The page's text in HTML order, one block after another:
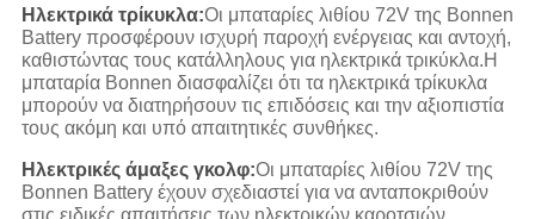
Ηλεκτρικά τρίκυκλα:Οι μπαταρίες λιθίου 72V της Bonnen
Battery προσφέρουν ισχυρή παροχή ενέργειας και αντοχή,
καθιστώντας τους κατάλληλους για ηλεκτρικά τρικύκλα.Η
μπαταρία Bonnen διασφαλίζει ότι τα ηλεκτρικά τρίκυκλα
μπορούν να διατηρήσουν τις επιδόσεις και την αξιοπιστία
τους ακόμη και υπό απαιτητικές συνθήκες.
Ηλεκτρικές άμαξες γκολφ:Οι μπαταρίες λιθίου 72V της
Bonnen Battery έχουν σχεδιαστεί για να ανταποκριθούν